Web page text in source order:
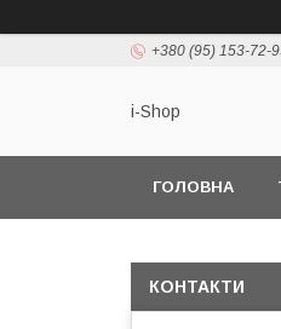
+380 (95) 153-72-
i-Shop
ГОЛОВНА
КОНТАКТИ